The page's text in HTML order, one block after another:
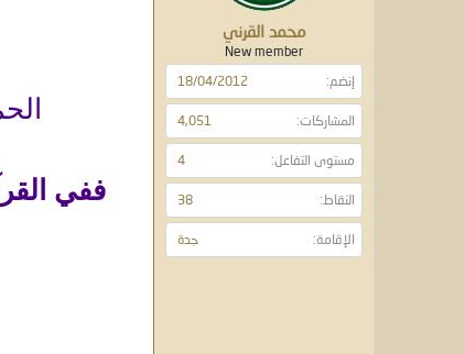
ء
محمد القرني
New member
إنضم
18/04/2012
المشاركات 4,051
مستوى التفاعل 4
النقاط 38
الإقامة جدة
ففي